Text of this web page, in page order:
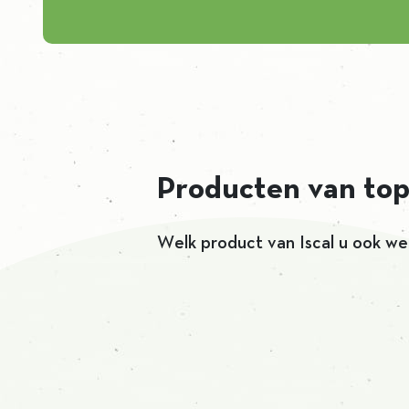
Producten van
Welk product van Iscal u ook